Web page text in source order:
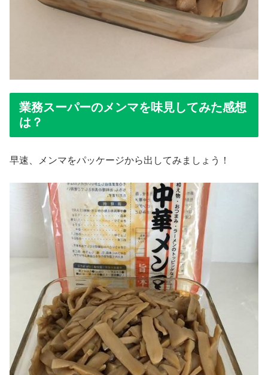
業務スーパーのメンマを味見してみた感想
は？
早速、メンマをパッケージから出してみましょう！